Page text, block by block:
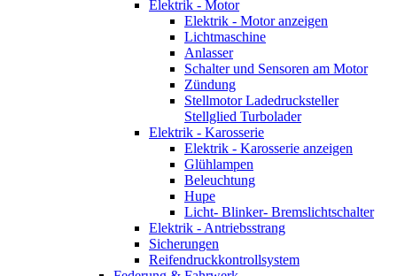
Elektrik - Motor
Elektrik - Motor anzeigen
Lichtmaschine
Anlasser
Schalter und Sensoren am Motor
Zündung
Stellmotor Ladedrucksteller
Stellglied Turbolader
Elektrik - Karosserie
Elektrik - Karosserie anzeigen
Glühlampen
Beleuchtung
Hupe
Licht- Blinker- Bremslichtschalter
Elektrik - Antriebsstrang
Sicherungen
Reifendruckkontrollsystem